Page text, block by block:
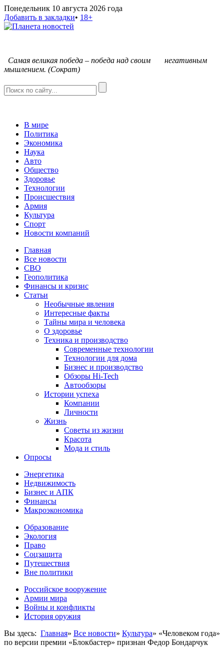
Понедельник 10 августа 2026 года
Добавить в закладки• 18+
Самая великая победа – победа над своим негативным
мышлением. (Сократ)
В мире
Политика
Экономика
Наука
Авто
Общество
Здоровье
Технологии
Происшествия
Армия
Культура
Спорт
Новости компаний
Главная
Все новости
СВО
Геополитика
Финансы и кризис
Статьи
Необычные явления
Интересные факты
Тайны мира и человека
О здоровье
Техника и производство
Современные технологии
Технологии для дома
Бизнес и производство
Обзоры Hi-Tech
Автообзоры
Истории успеха
Компании
Личности
Жизнь
Советы из жизни
Красота
Мода и стиль
Опросы
Энергетика
Недвижимость
Бизнес и АПК
Финансы
Макроэкономика
Образование
Экология
Право
Соцзащита
Путешествия
Вне политики
Российское вооружение
Армии мира
Войны и конфликты
История оружия
Вы здесь: Главная» Все новости» Культура» «Человеком года»
по версии премии «Блокбастер» признан Федор Бондарчук